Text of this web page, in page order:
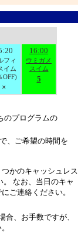
フィ
イム
OFF)
×
16:00
ウミガメ
スイム
5
のプログラムの
、ご希望の時間を
かのキャッシュレス
なお、当日のキャ
ご連絡ください。
合、お手数ですが、